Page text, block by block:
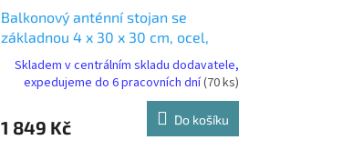
Balkonový anténní stojan se
základnou 4 x 30 x 30 cm, ocel,
(SDBS110ME)
Skladem v centrálním skladu dodavatele,
expedujeme do 6 pracovních dní(70 ks)
1 849 Kč Do košíku